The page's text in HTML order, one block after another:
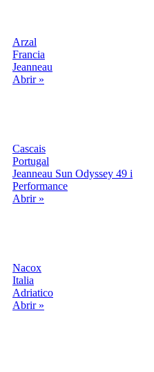
Arzal
Francia
Jeanneau
Abrir »
Cascais
Portugal
Jeanneau Sun Odyssey 49 i
Performance
Abrir »
Nacox
Italia
Adriatico
Abrir »